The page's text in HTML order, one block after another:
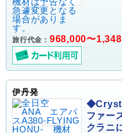
旅行代金： 968,000〜
伊丹発
ファー
クラニ